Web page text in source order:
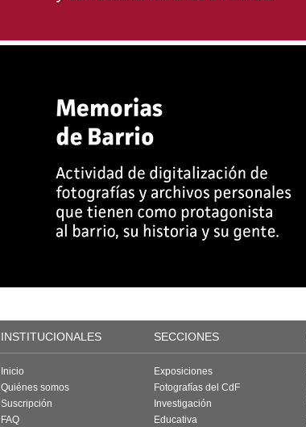
INSTITUCIONALES SECCIONES
Inicio
Quiénes somos
Suscripción
FAQ
Exposiciones
Fotografías del CdF
Investigación
Educativa